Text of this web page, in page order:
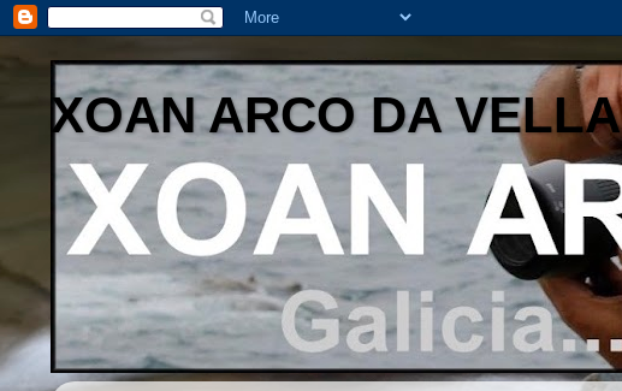
XOAN ARCO DA VELLA